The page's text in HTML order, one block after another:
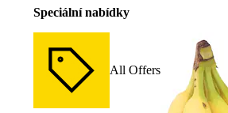
Speciální nabídky
All Offers